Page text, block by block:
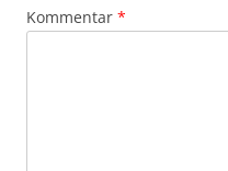
Kommentar *